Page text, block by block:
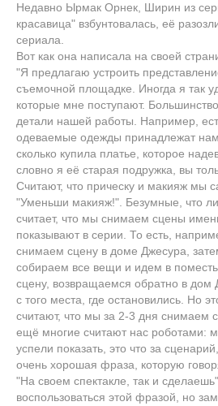
Недавно Ырмак Орнек, Ширин из
красавица" взбунтовалась, её
сериала.
Вот как она написала на своей
"Я предлагаю устроить
съемочной площадке. Иногда я так
которые мне поступают.
детали нашей работы. Например,
одеваемые одежды принадлежат
сколько купила платье, которое
словно я её старая подружка, вы
Считают, что прическу и макияж мы
"Уменьши макияж!". Безумные, что
считает, что мы снимаем сцены
показывают в серии. То есть,
снимаем сцену в доме Джесура,
собираем все вещи и идем в
сцену, возвращаемся обратно в
с того места, где остановились. Но
считают, что мы за 2-3 дня снимаем
ещё многие считают нас роботами:
успели показать, это что за
очень хорошая фраза, которую
"На своем спектакле, так и
воспользоваться этой фразой, но